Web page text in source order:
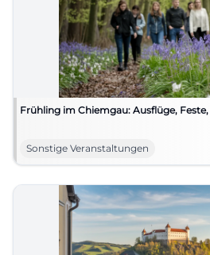
Frühling im Chiemgau: Ausflüge,
Sonstige Veranstaltungen